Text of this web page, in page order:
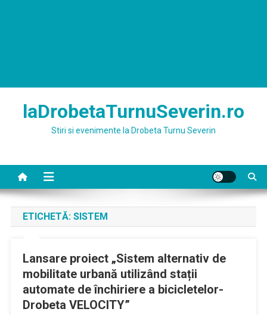
laDrobetaTurnuSeverin.ro
Stiri si evenimente la Drobeta Turnu Severin
ETICHETĂ: SISTEM
Lansare proiect „Sistem alternativ de
mobilitate urbană utilizând stații
automate de închiriere a bicicletelor-
Drobeta VELOCITY”